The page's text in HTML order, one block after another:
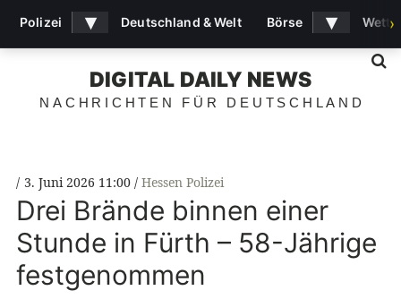
DIGITAL DAILY NEWS
NACHRICHTEN FÜR DEUTSCHLAND
3. Juni 2026 11:00 Hessen Polizei
Drei Brände binnen einer
Stunde in Fürth – 58-Jährige
festgenommen
Polizei ▾ Deutschland & Welt Börse ▾ ›